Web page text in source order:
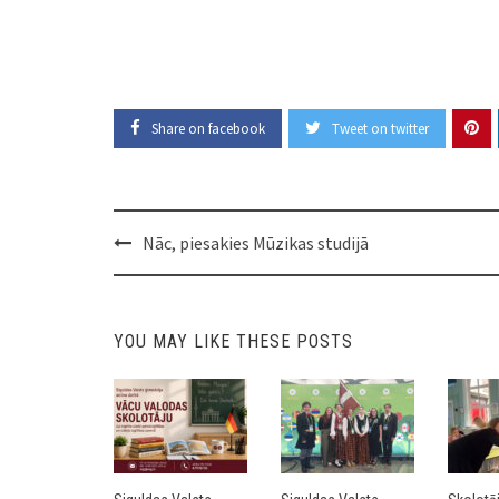
Share on facebook Tweet on twitter
PostNāc, piesakies Mūzikas studijā
YOU MAY LIKE THESE POSTS